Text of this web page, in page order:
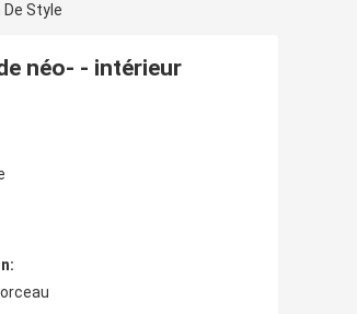
Style
néo- - intérieur